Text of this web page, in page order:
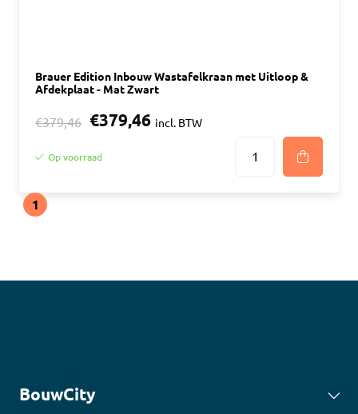
Brauer Edition Inbouw Wastafelkraan met Uitloop &
Afdekplaat - Mat Zwart
€379,46 €379,46 incl. BTW
Op voorraad
1
BouwCity